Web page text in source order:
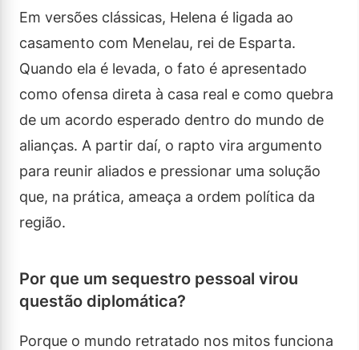
Em versões clássicas, Helena é ligada ao
casamento com Menelau, rei de Esparta.
Quando ela é levada, o fato é apresentado
como ofensa direta à casa real e como quebra
de um acordo esperado dentro do mundo de
alianças. A partir daí, o rapto vira argumento
para reunir aliados e pressionar uma solução
que, na prática, ameaça a ordem política da
região.
Por que um sequestro pessoal virou
questão diplomática?
Porque o mundo retratado nos mitos funciona